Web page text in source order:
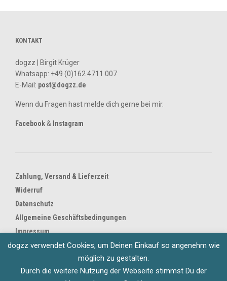
KONTAKT
dogzz | Birgit Krüger
Whatsapp: +49 (0)162 4711 007
E-Mail: post@dogzz.de
Wenn du Fragen hast melde dich gerne bei mir.
Facebook & Instagram
Zahlung, Versand & Lieferzeit
Widerruf
Datenschutz
Allgemeine Geschäftsbedingungen
Impressum
Geschenkgutschein
dogzz verwendet Cookies, um Deinen Einkauf so angenehm wie
möglich zu gestalten.
Durch die weitere Nutzung der Webseite stimmst Du der